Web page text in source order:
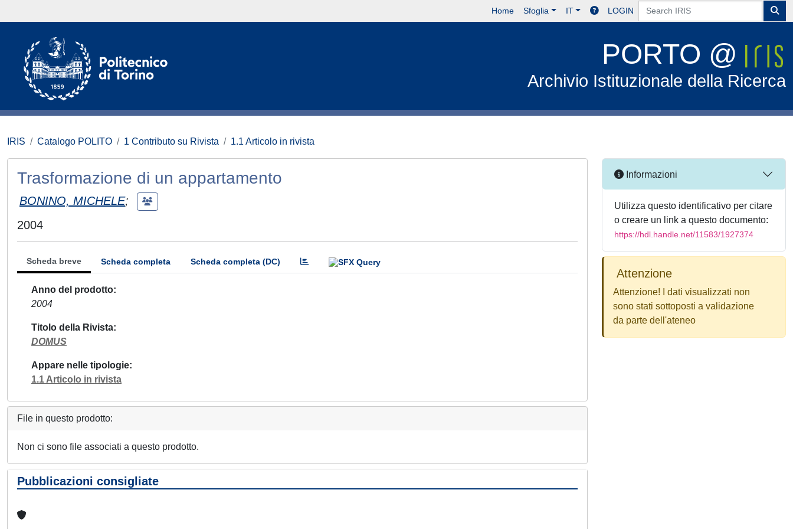
Home Sfoglia IT LOGIN
PORTO @
Archivio Istituzionale della Ricerca
IRIS Catalogo POLITO 1 Contributo su Rivista 1.1 Articolo in rivista
Trasformazione di un appartamento
BONINO, MICHELE;
2004
Scheda breve Scheda completa Scheda completa (DC)
Anno del prodotto
2004
Titolo della Rivista
DOMUS
Appare nelle tipologie
1.1 Articolo in rivista
File in questo prodotto:
Non ci sono file associati a questo prodotto.
Pubblicazioni consigliate
Informazioni
Utilizza questo identificativo per citare
o creare un link a questo documento:
https://hdl.handle.net/11583/1927374
Attenzione
Attenzione! I dati visualizzati non
sono stati sottoposti a validazione
da parte dell'ateneo